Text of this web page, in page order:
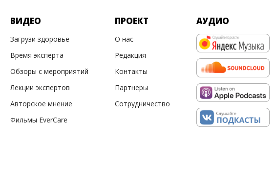
ВИДЕО
Загрузи здоровье
Время эксперта
Обзоры с мероприятий
Лекции экспертов
Авторское мнение
Фильмы EverCare
ПРОЕКТ
О нас
Редакция
Контакты
Партнеры
Сотрудничество
АУДИО